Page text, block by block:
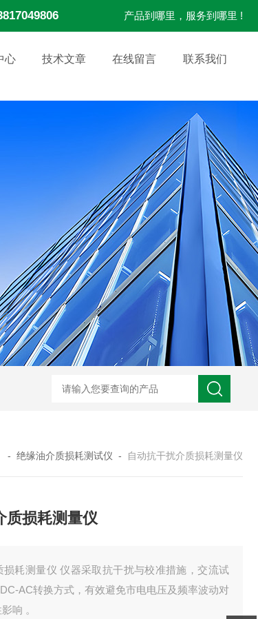
产品到哪里，服务到哪里 !
心 技术文章 在线留言 联系我们
5KV-20KV型可调高压兆欧表GM-5KV-20KV nl3203型
- 绝缘油介质损耗测试仪 - 自动抗干扰介质损耗测量仪
质损耗测量仪
损耗测量仪 仪器采取抗干扰与校准措施，交流试
AC转换方式，有效避免市电电压及频率波动对
响 。